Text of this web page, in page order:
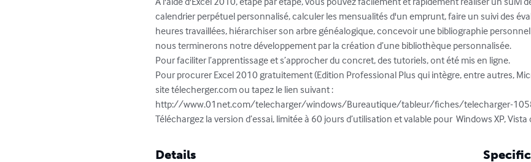
calendrier perpétuel personnalisé, calculer les mensualités d'un emprunt, faire un suivi des
heures travaillées, hiérarchiser son arbre généalogique, concevoir une bibliographie
nous terminerons notre développement par la création d’une bibliothèque personnalisée.
Pour faciliter l’apprentissage et s’approcher du concret, des tutoriels, ont été mis en ligne.
Pour procurer Excel 2010 gratuitement (Edition Professional Plus qui intègre, entre autres,
site télecherger.com ou tapez le lien suivant :
http://www.01net.com/telecharger/windows/Bureautique/tableur/fiches/telecharger-
Téléchargez la version d’essai, limitée à 60 jours d’utilisation et valable pour  Windows XP, Vista
Details